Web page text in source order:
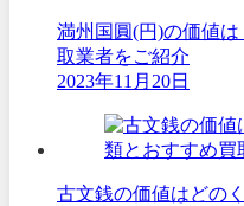
満州国圓(円)の価値
取業者をご紹介
2023年11月20日
古文銭の価値はどの